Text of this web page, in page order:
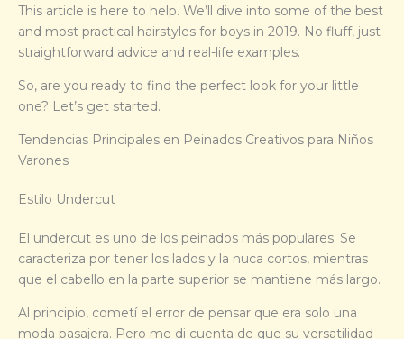
This article is here to help. We’ll dive into some of the best
and most practical hairstyles for boys in 2019. No fluff, just
straightforward advice and real-life examples.
So, are you ready to find the perfect look for your little
one? Let’s get started.
Tendencias Principales en Peinados Creativos para Niños
Varones
Estilo Undercut
El undercut es uno de los peinados más populares. Se
caracteriza por tener los lados y la nuca cortos, mientras
que el cabello en la parte superior se mantiene más largo.
Al principio, cometí el error de pensar que era solo una
moda pasajera. Pero me di cuenta de que su versatilidad